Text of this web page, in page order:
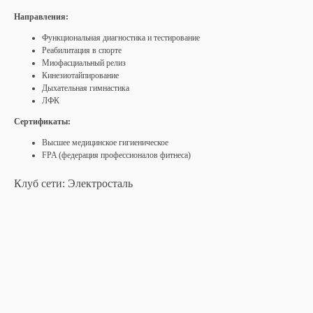
Направления:
Функциональная диагностика и тестирование
Реабилитация в спорте
Миофасциальный релиз
Кинезиотайпирование
Дыхательная гимнастика
ЛФК
Сертификаты:
Высшее медицинское гигиеническое
FPA (федерация профессионалов фитнеса)
Клуб сети: Электросталь